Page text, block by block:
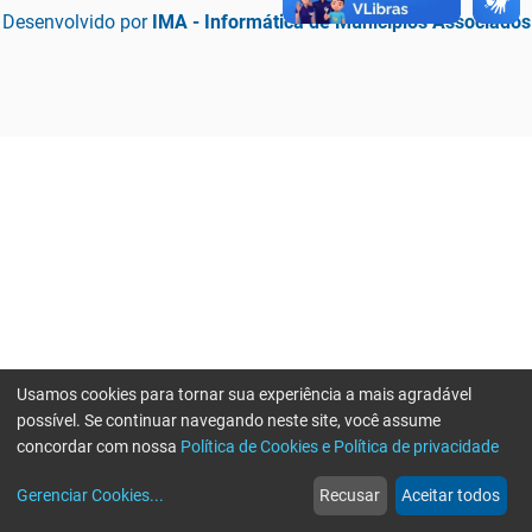
Desenvolvido por IMA - Informática de Municípios Associados
web
Notícias
more_horiz
Mais
Usamos cookies para tornar sua experiência a mais agradável
possível. Se continuar navegando neste site, você assume
concordar com nossa Política de Cookies e Política de privacidade
Gerenciar Cookies... Recusar Aceitar todos
Erro ao enviar informações, por favor tente novamente